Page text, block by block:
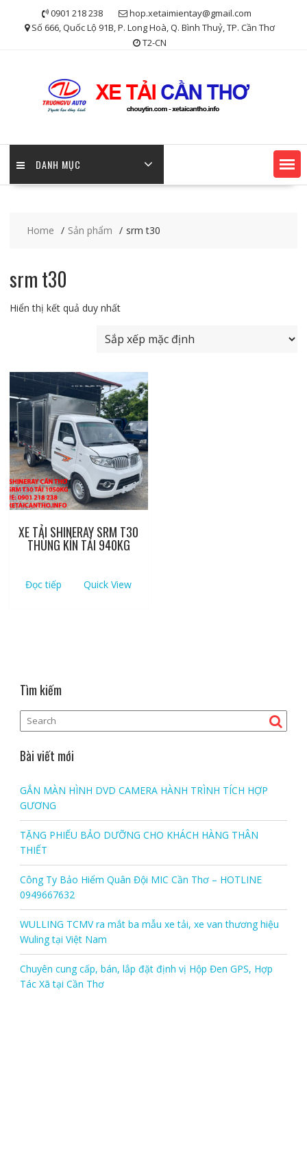
0901 218 238
hop.xetaimientay@gmail.com
Số 666, Quốc Lộ 91B, P. Long Hoà, Q. Bình Thuỷ, TP. Cần Thơ
T2-CN
DANH MỤC
Home Sản phẩm srm t30
srm t30
Hiển thị kết quả duy nhất
XE TẢI SHINERAY SRM T30
THÙNG KÍN TẢI 940KG
Đọc tiếp Quick View
Tìm kiếm
Bài viết mới
GẮN MÀN HÌNH DVD CAMERA HÀNH TRÌNH TÍCH HỢP
GƯƠNG
TẶNG PHIẾU BẢO DƯỠNG CHO KHÁCH HÀNG THÂN
THIẾT
Công Ty Bảo Hiểm Quân Đội MIC Cần Thơ – HOTLINE
0949667632
WULLING TCMV ra mắt ba mẫu xe tải, xe van thương hiệu
Wuling tại Việt Nam
Chuyên cung cấp, bán, lắp đặt định vị Hộp Đen GPS, Hợp
Tác Xã tại Cần Thơ